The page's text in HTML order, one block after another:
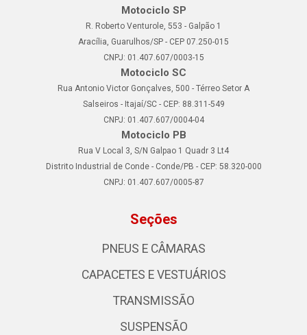
Motociclo SP
R. Roberto Venturole, 553 - Galpão 1
Aracília, Guarulhos/SP - CEP 07.250-015
CNPJ: 01.407.607/0003-15
Motociclo SC
Rua Antonio Victor Gonçalves, 500 - Térreo Setor A
Salseiros - Itajaí/SC - CEP: 88.311-549
CNPJ: 01.407.607/0004-04
Motociclo PB
Rua V Local 3, S/N Galpao 1 Quadr 3 Lt4
Distrito Industrial de Conde - Conde/PB - CEP: 58.320-000
CNPJ: 01.407.607/0005-87
Seções
PNEUS E CÂMARAS
CAPACETES E VESTUÁRIOS
TRANSMISSÃO
SUSPENSÃO